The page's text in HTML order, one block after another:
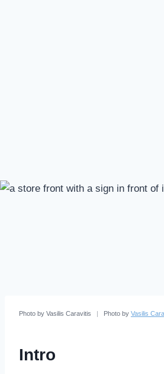
Photo by Vasilis Caravitis | Photo by Vasilis
Intro